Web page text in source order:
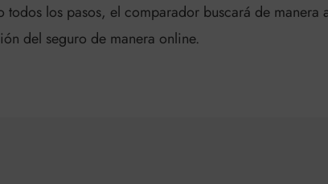
los pasos, el comparador buscará de manera
del seguro de manera online.